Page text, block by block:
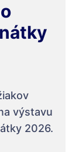
výstavu
2026.